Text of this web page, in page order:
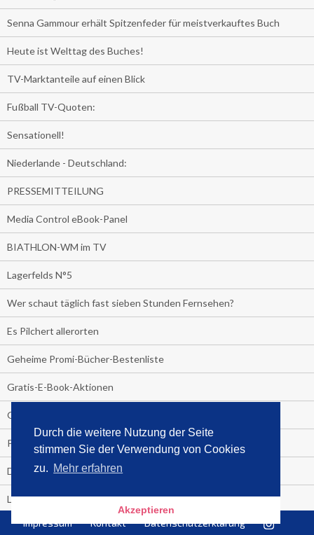
Durch die weitere Nutzung der Seite
stimmen Sie der Verwendung von Cookies
zu. Mehr erfahren
Akzeptieren
Senna Gammour erhält Spitzenfeder für meistverkauftes Buch
Heute ist Welttag des Buches!
TV-Marktanteile auf einen Blick
Fußball TV-Quoten:
Sensationell!
Niederlande - Deutschland:
PRESSEMITTEILUNG
Media Control eBook-Panel
BIATHLON-WM im TV
Lagerfelds N°5
Wer schaut täglich fast sieben Stunden Fernsehen?
Es Pilchert allerorten
Geheime Promi-Bücher-Bestenliste
Gratis-E-Book-Aktionen
Gefahr fürs Dschungelcamp!
PRESSEMITTEILUNG
Deutschland im Handball-Fieber
Libri und Media Control verlängern Vertrag langfristig
Medienquiz:
Impressum Kontakt Datenschutzerklärung